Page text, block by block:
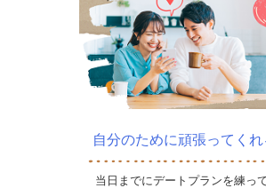
自分のために頑張ってくれ
当日までにデートプランを練っ